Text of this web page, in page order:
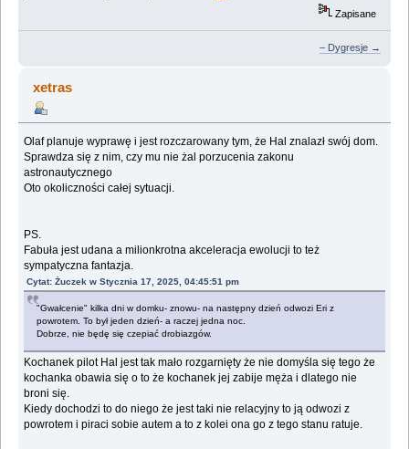
Zapisane
– Dygresje →
xetras
Olaf planuje wyprawę i jest rozczarowany tym, że Hal znalazł swój dom.
Sprawdza się z nim, czy mu nie żal porzucenia zakonu
astronautycznego
Oto okoliczności całej sytuacji.
PS.
Fabuła jest udana a milionkrotna akceleracja ewolucji to też
sympatyczna fantazja.
Cytat: Żuczek w Stycznia 17, 2025, 04:45:51 pm
"Gwałcenie" kilka dni w domku- znowu- na następny dzień odwozi Eri z
powrotem. To był jeden dzień- a raczej jedna noc.
Dobrze, nie będę się czepiać drobiazgów.
Kochanek pilot Hal jest tak mało rozgarnięty że nie domyśla się tego że
kochanka obawia się o to że kochanek jej zabije męża i dlatego nie
broni się.
Kiedy dochodzi to do niego że jest taki nie relacyjny to ją odwozi z
powrotem i piraci sobie autem a to z kolei ona go z tego stanu ratuje.